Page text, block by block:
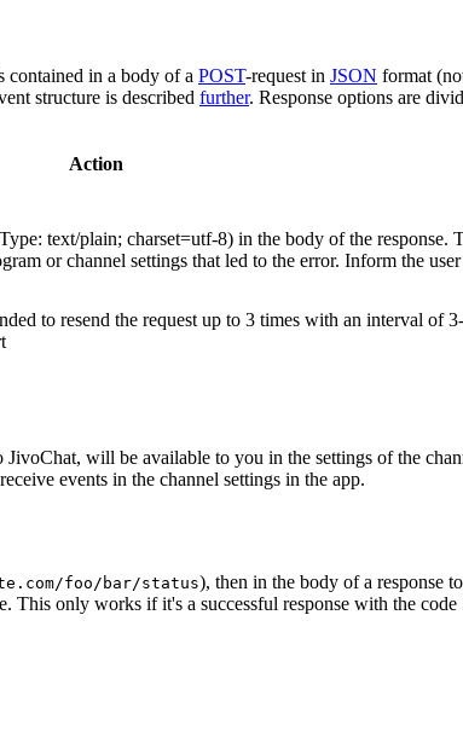
contained in a body of a POST-request in JSON format
structure is described further. Response options are
Action
text/plain; charset=utf-8) in the body of the response.
or channel settings that led to the error. Inform the
to resend the request up to 3 times with an interval of
JivoChat, will be available to you in the settings of the
events in the channel settings in the app.
foo/bar/status), then in the body of a response
This only works if it's a successful response with the code